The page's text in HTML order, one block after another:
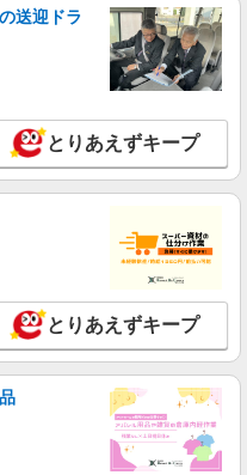
詳細を見る
39577_p
ト・パート】
以上
ます。
みや病院 （栃木県宇都宮市南
詳細を見る
ア・パ】 ≪資格不問！≫
【ア・パ】 ≪料理が好き
1250円 （B）時給1200円
送迎ドラ
とりあえずキープ
とりあえずキープ